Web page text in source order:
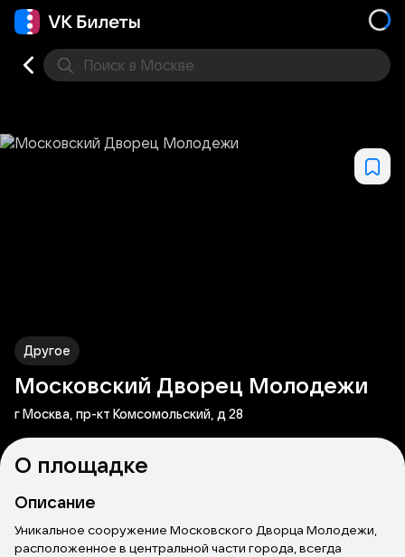
Поиск в Москве
Другое
Московский Дворец Молодежи
г Москва, пр-кт Комсомольский, д 28
О площадке
Описание
Уникальное сооружение Московского Дворца Молодежи,
расположенное в центральной части города, всегда